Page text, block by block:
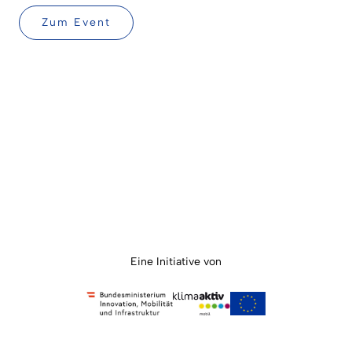
Zum Event
Eine Initiative von